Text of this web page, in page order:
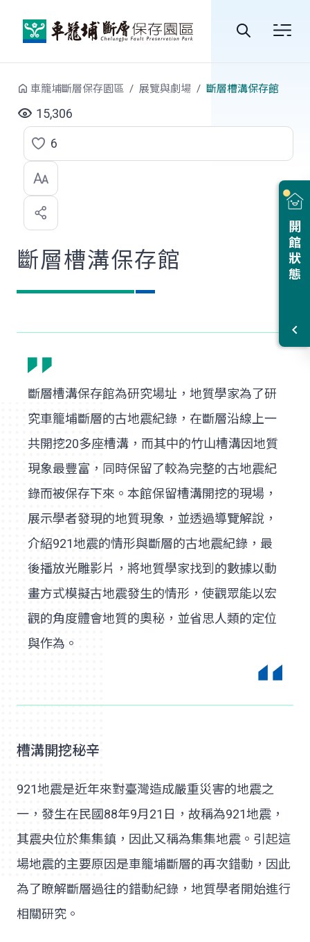
站
尋
開館狀態
車籠埔斷層保存園區 展覽與劇場 斷層槽溝保存館
15,306
點
選
喜
歡
6
斷層槽溝保存館
斷層槽溝保存館為研究場址，地質學家為了研
究車籠埔斷層的古地震紀錄，在斷層沿線上一
共開挖20多座槽溝，而其中的竹山槽溝因地質
現象最豐富，同時保留了較為完整的古地震紀
錄而被保存下來。本館保留槽溝開挖的現場，
展示學者發現的地質現象，並透過導覽解說，
介紹921地震的情形與斷層的古地震紀錄，最
後播放光雕影片，將地質學家找到的數據以動
畫方式模擬古地震發生的情形，使觀眾能以宏
觀的角度體會地質的奧秘，並省思人類的定位
與作為。
槽溝開挖秘辛
921地震是近年來對臺灣造成嚴重災害的地震之
一，發生在民國88年9月21日，故稱為921地震，
其震央位於集集鎮，因此又稱為集集地震。引起這
場地震的主要原因是車籠埔斷層的再次錯動，因此
為了瞭解斷層過往的錯動紀錄，地質學者開始進行
相關研究。